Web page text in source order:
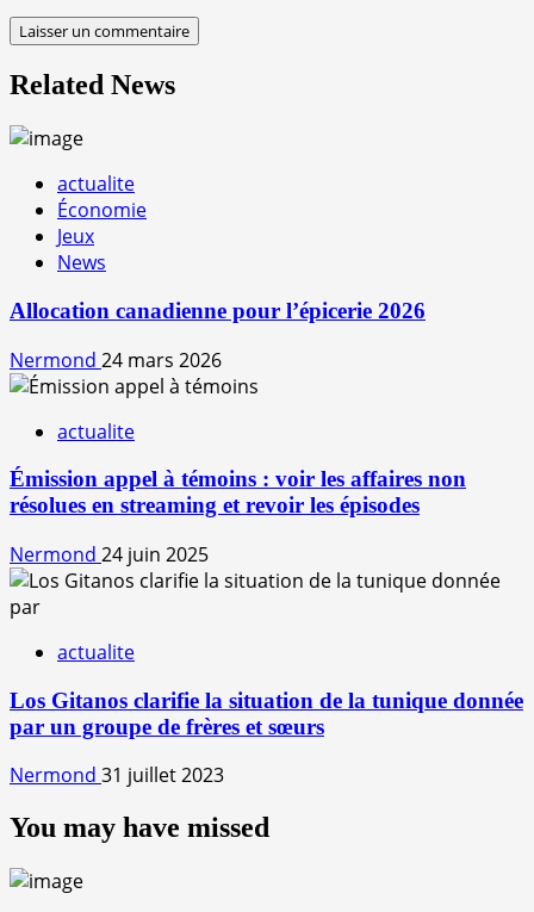
Related News
actualite
Économie
Jeux
News
Allocation canadienne pour l’épicerie 2026
Nermond 24 mars 2026
actualite
Émission appel à témoins : voir les affaires non
résolues en streaming et revoir les épisodes
Nermond 24 juin 2025
actualite
Los Gitanos clarifie la situation de la tunique donnée
par un groupe de frères et sœurs
Nermond 31 juillet 2023
You may have missed